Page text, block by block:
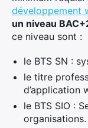
développement
un niveau
ce niveau sont :
le BTS SN :
le titre
d’application
le BTS SIO :
organisations.